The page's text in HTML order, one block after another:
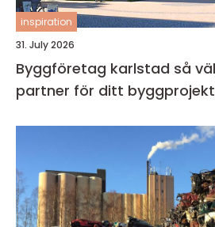
inspiration
31. July 2026
Byggföretag karlstad så väljer du rätt
partner för ditt byggprojekt